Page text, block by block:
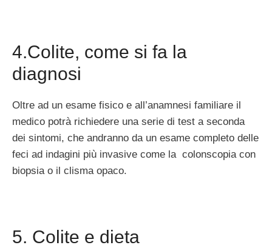
4.Colite, come si fa la
diagnosi
Oltre ad un esame fisico e all’anamnesi familiare il
medico potrà richiedere una serie di test a seconda
dei sintomi, che andranno da un esame completo delle
feci ad indagini più invasive come la colonscopia con
biopsia o il clisma opaco.
5. Colite e dieta